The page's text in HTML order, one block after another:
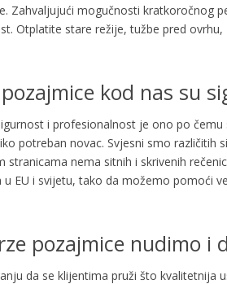
Zahvaljujući mogučnosti kratkoročnog
Otplatite stare režije, tužbe pred
kod nas su
i profesionalnost je ono po
potreban novac. Svjesni smo različitih
stranicama nema sitnih i skrivenih
u EU i svijetu, tako da možemo pomoći
pozajmice nudimo i
da se klijentima pruži što kvalitetnija